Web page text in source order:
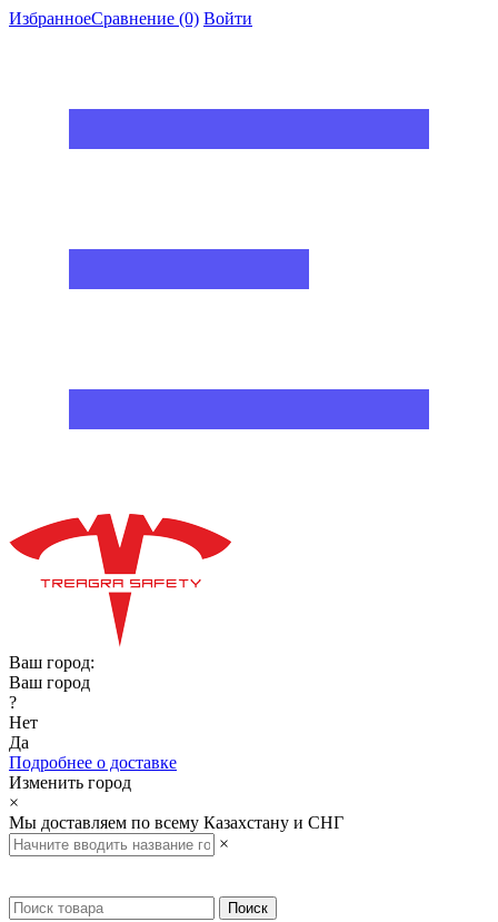
ИзбранноеСравнение (0) Войти
Ваш город:
Ваш город
?
Нет
Да
Подробнее о доставке
Изменить город
×
Мы доставляем по всему Казахстану и СНГ
×
Поиск